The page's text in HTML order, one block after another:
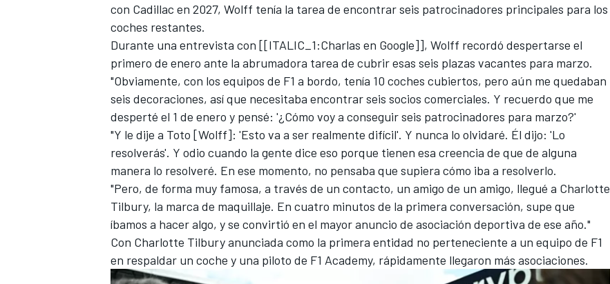
FÓRMULA E
WRC
con Cadillac en 2027, Wolff tenía la tarea de encontrar seis patrocinadores principales para los
coches restantes.
Durante una entrevista con [[ITALIC_1:Charlas en Google]], Wolff recordó despertarse el
primero de enero ante la abrumadora tarea de cubrir esas seis plazas vacantes para marzo.
"Obviamente, con los equipos de F1 a bordo, tenía 10 coches cubiertos, pero aún me quedaban
seis decoraciones, así que necesitaba encontrar seis socios comerciales. Y recuerdo que me
desperté el 1 de enero y pensé: '¿Cómo voy a conseguir seis patrocinadores para marzo?'
"Y le dije a Toto [Wolff]: 'Esto va a ser realmente difícil'. Y nunca lo olvidaré. Él dijo: 'Lo
resolverás'. Y odio cuando la gente dice eso porque tienen esa creencia de que de alguna
manera lo resolveré. En ese momento, no pensaba que supiera cómo iba a resolverlo.
"Pero, de forma muy famosa, a través de un contacto, un amigo de un amigo, llegué a Charlotte
Tilbury, la marca de maquillaje. En cuatro minutos de la primera conversación, supe que
íbamos a hacer algo, y se convirtió en el mayor anuncio de asociación deportiva de ese año."
Con Charlotte Tilbury anunciada como la primera entidad no perteneciente a un equipo de F1
en respaldar un coche y una piloto de F1 Academy, rápidamente llegaron más asociaciones.